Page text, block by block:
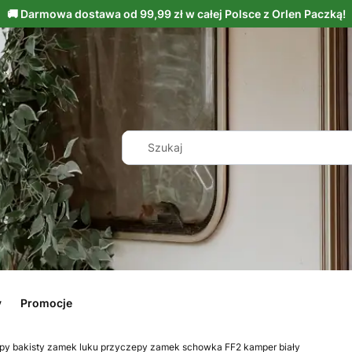
Promocje
bakisty zamek luku przyczepy zamek schowka FF2 kamper biały